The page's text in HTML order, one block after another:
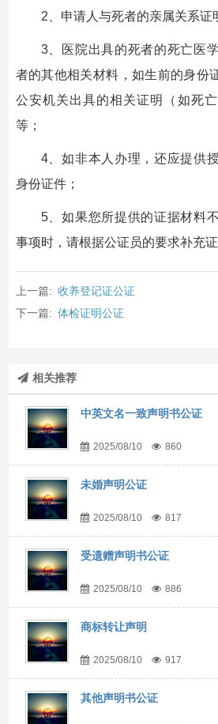
2、申请人与死者的亲属关系证
3、医院出具的死者的死亡医
者的其他相关材料，如生前的身份
公安机关出具的相关证明（如死
等；
4、如非本人办理，还应提供
身份证件；
5、如果您所提供的证据材料
事项时，请根据公证员的要求补充证
上一篇: 收养登记证公证
下一篇: 体检证明公证
相关推荐
中英文名一致声明书公证
2025/08/10 860
未婚声明公证
2025/08/10 817
受遗赠声明书公证
2025/08/10 886
商标转让声明
2025/08/10 917
其他声明书公证